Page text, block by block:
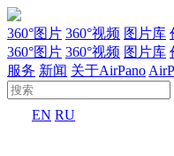
360°图片 360°视频 图片库
360°图片 360°视频 图片库
服务 新闻 关于AirPano
EN RU